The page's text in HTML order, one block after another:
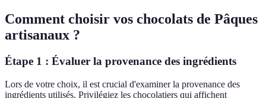
Comment choisir vos chocolats de Pâques
artisanaux ?
Étape 1 : Évaluer la provenance des ingrédients
Lors de votre choix, il est crucial d'examiner la provenance des
ingrédients utilisés. Privilégiez les chocolatiers qui affichent